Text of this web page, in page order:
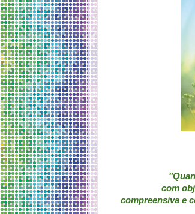
com
compreensiva e